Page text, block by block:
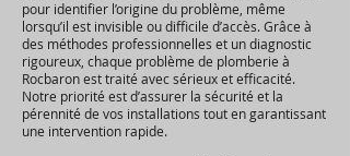
pour identifier l’origine du problème, même
lorsqu’il est invisible ou difficile d’accès. Grâce à
des méthodes professionnelles et un diagnostic
rigoureux, chaque problème de plomberie à
Rocbaron est traité avec sérieux et efficacité.
Notre priorité est d’assurer la sécurité et la
pérennité de vos installations tout en garantissant
une intervention rapide.